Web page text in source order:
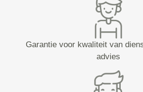
Garantie voor kwaliteit van
advies